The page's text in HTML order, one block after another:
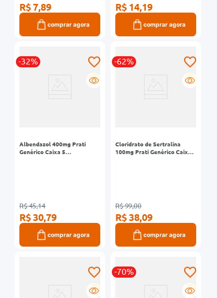
R$ 7,89
comprar agora
R$ 14,19
comprar agora
-32%
G
Albendazol 400mg Prati
Genérico Caixa 5
R$ 45,14
R$ 30,79
comprar agora
-62%
G
Cloridrato de Sertralina
100mg Prati Genérico Caixa
R$ 99,00
R$ 38,09
comprar agora
G
-70%
G